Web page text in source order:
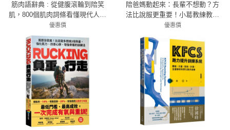
筋肉語辭典 : 從健腹滾輪到陪笑
肌，800個肌⾁詞條看懂現代⼈的
⾝體語⾔
優惠價
79折 394元
陪爸媽動起來：長輩不想動？方
法比說服更重要！小葛教練教你
如何讓銀髮族願意動、持續動、
優惠價